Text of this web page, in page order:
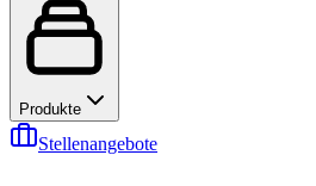
Produkte
Stellenangebote